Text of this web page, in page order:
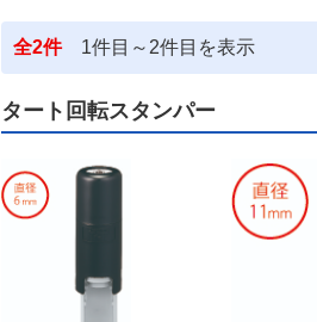
全2件 1件目～ 2件目を表示
タート回転スタンパー